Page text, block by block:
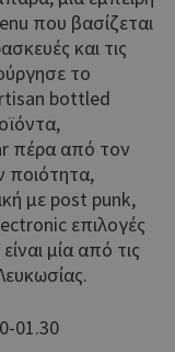
που βασίζεται
και τις
το
bottled
πέρα από τον
ποιότητα,
με post punk,
επιλογές
μία από τις
01.30